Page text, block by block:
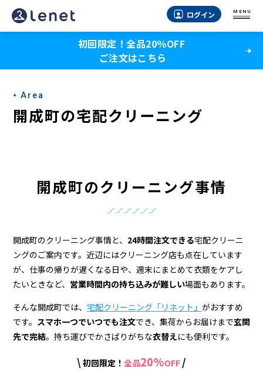
開
成
の
ク
リ
＆
宅
配
ク
リ
ー
ログイン MENU
初回限定！全品20％OFF
ご注文はこちら
Area
開成町の宅配クリーニング
開成町のクリーニング事情
開成町のクリーニング事情と、 24時間注文できる宅配クリーニ
ングのご案内です。近辺にはクリーニング店も点在しています
が、仕事の帰りが遅くなる日や、週末にまとめて衣類をケアし
たいときなど、 営業時間内の持ち込みが難しい場面もあります。
そんな開成町では、 宅配クリーニング「リネット」 がおすすめ
です。 スマホ一つでいつでも注文でき、集荷からお届けまで玄関
先で完結。持ち運びでかさばりがちな衣替えにも便利です。
\ 初回限定！ 全品20%OFF /